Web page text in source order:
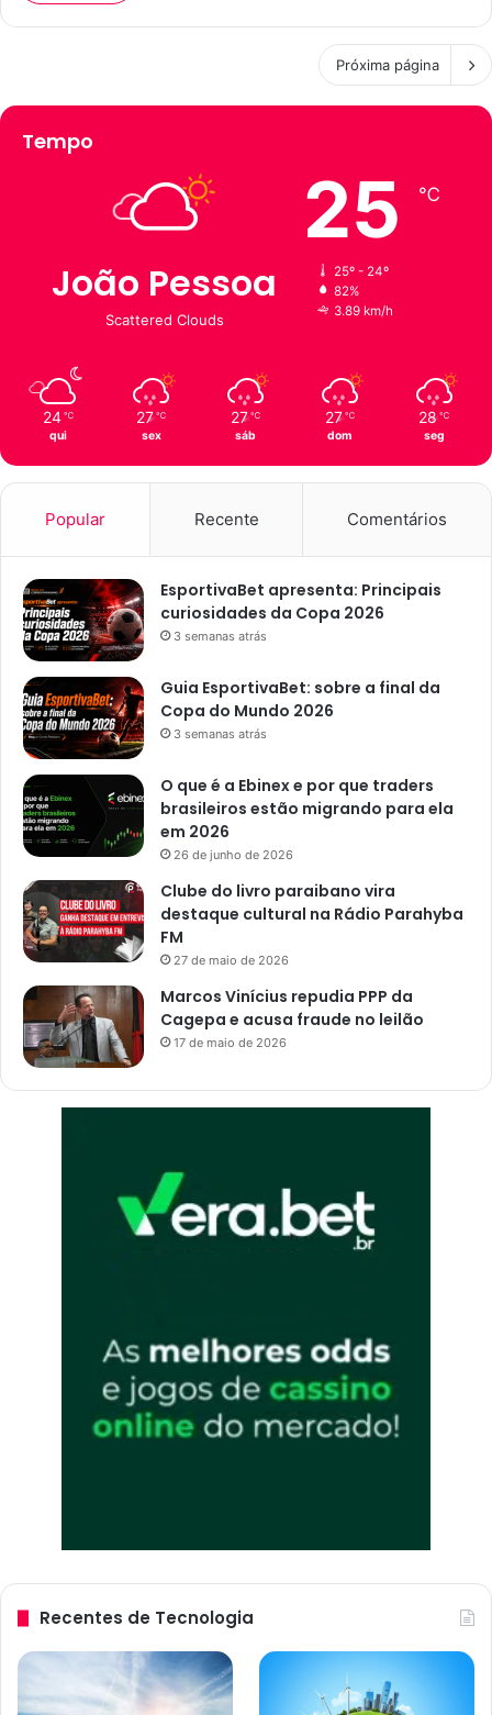
Próxima página
Tempo
João Pessoa
Scattered Clouds
25 ℃
25º - 24º
82%
3.89 km/h
24 ℃
qui
27 ℃
sex
27 ℃
sáb
27 ℃
dom
28 ℃
seg
Popular Recente Comentários
EsportivaBet apresenta: Principais
curiosidades da Copa 2026
3 semanas atrás
Guia EsportivaBet: sobre a final da
Copa do Mundo 2026
3 semanas atrás
O que é a Ebinex e por que traders
brasileiros estão migrando para ela
em 2026
26 de junho de 2026
Clube do livro paraibano vira
destaque cultural na Rádio Parahyba
FM
27 de maio de 2026
Marcos Vinícius repudia PPP da
Cagepa e acusa fraude no leilão
17 de maio de 2026
Recentes de Tecnologia